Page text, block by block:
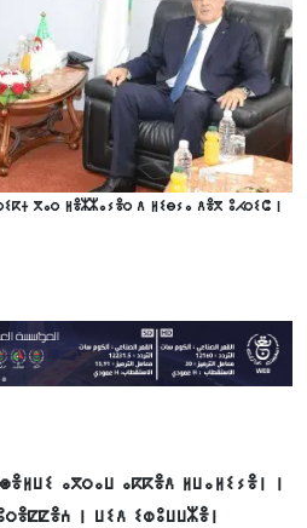
ⴳⴰⵔ ⵍⴻⵣⵣⴰⵢⴻⵔ ⴷ ⵍⵉⴱⵢⴰ ⴷⴻⴳ ⵓⵃⵔⵉⵛ ⵏ
ⴰⴳⵔⴰⵡ ⴰⴽⴽⴻⴷ ⵍⵡⴰⵍⵉⵢⴻⵏ ⵏ
ⵏ ⵡⵉⴷ ⵉⵀⵓⵡⵡⵣⴻⵏ